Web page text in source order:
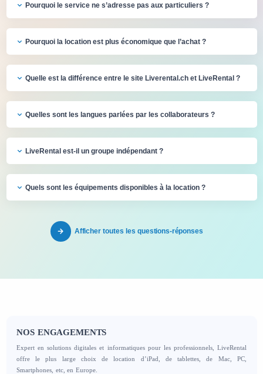
Pourquoi le service ne s’adresse pas aux particuliers ?
Pourquoi la location est plus économique que l’achat ?
Quelle est la différence entre le site Liverental.ch et LiveRental ?
Quelles sont les langues parlées par les collaborateurs ?
LiveRental est-il un groupe indépendant ?
Quels sont les équipements disponibles à la location ?
Afficher toutes les questions-réponses
NOS ENGAGEMENTS
Expert en solutions digitales et informatiques pour les professionnels, LiveRental
offre le plus large choix de location d’iPad, de tablettes, de Mac, PC,
Smartphones, etc, en Europe.